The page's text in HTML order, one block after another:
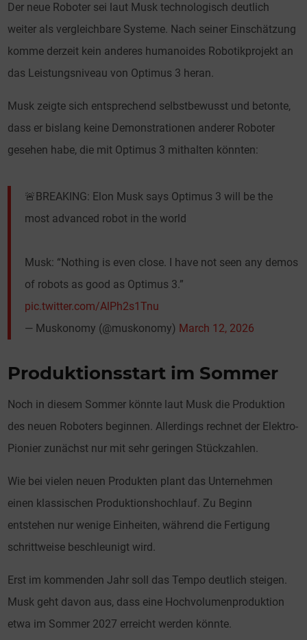
Der neue Roboter sei laut Musk technologisch deutlich
weiter als vergleichbare Systeme. Nach seiner Einschätzung
komme derzeit kein anderes humanoides Robotikprojekt an
das Leistungsniveau von Optimus 3 heran.
Musk zeigte sich entsprechend selbstbewusst und betonte,
dass er bislang keine Demonstrationen anderer Roboter
gesehen habe, die mit Optimus 3 mithalten könnten:
🚨BREAKING: Elon Musk says Optimus 3 will be the
most advanced robot in the world
Musk: “Nothing is even close. I have not seen any demos
of robots as good as Optimus 3.”
pic.twitter.com/AlPh2s1Tnu
— Muskonomy (@muskonomy) March 12, 2026
Produktionsstart im Sommer
Noch in diesem Sommer könnte laut Musk die Produktion
des neuen Roboters beginnen. Allerdings rechnet der Elektro-
Pionier zunächst nur mit sehr geringen Stückzahlen.
Wie bei vielen neuen Produkten plant das Unternehmen
einen klassischen Produktionshochlauf. Zu Beginn
entstehen nur wenige Einheiten, während die Fertigung
schrittweise beschleunigt wird.
Erst im kommenden Jahr soll das Tempo deutlich steigen.
Musk geht davon aus, dass eine Hochvolumenproduktion
etwa im Sommer 2027 erreicht werden könnte.